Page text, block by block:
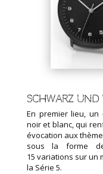
Schwarz und
En premier lieu,
noir et blanc, qui
évocation aux
sous la forme
15 variations sur un
la Série 5.